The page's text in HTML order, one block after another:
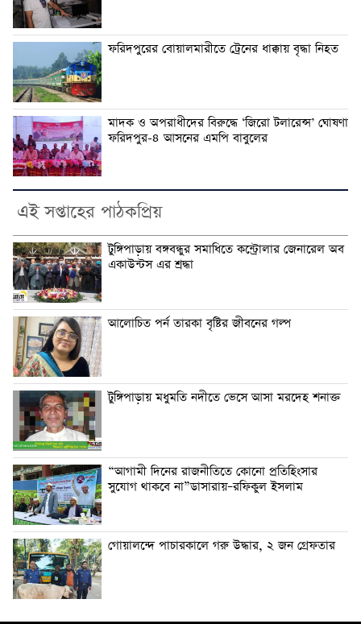
ফরিদপুরের বোয়ালমারীতে ট্রেনের ধাক্কায় বৃদ্ধা নিহত
মাদক ও অপরাধীদের বিরুদ্ধে ‘জিরো টলারেন্স’ ঘোষণা
ফরিদপুর-৪ আসনের এমপি বাবুলের
এই সপ্তাহের পাঠকপ্রিয়
টুঙ্গিপাড়ায় বঙ্গবন্ধুর সমাধিতে কন্ট্রোলার জেনারেল অব
একাউন্টস এর শ্রদ্ধা
আলোচিত পর্ন তারকা বৃষ্টির জীবনের গল্প
টুঙ্গিপাড়ায় মধুমতি নদীতে ভেসে আসা মরদেহ শনাক্ত
“আগামী দিনের রাজনীতিতে কোনো প্রতিহিংসার
সুযোগ থাকবে না”ডাসারায়–রফিকুল ইসলাম
গোয়ালন্দে পাচারকালে গরু উদ্ধার, ২ জন গ্রেফতার